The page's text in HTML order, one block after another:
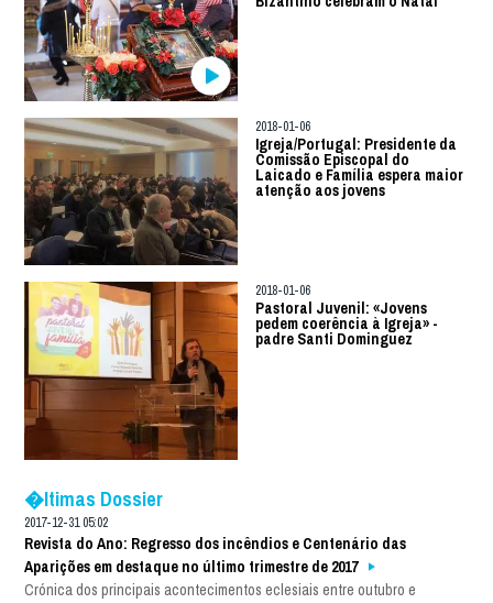
2018-01-06
Igreja/Portugal: Presidente da
Comissão Episcopal do
Laicado e Família espera maior
atenção aos jovens
2018-01-06
Pastoral Juvenil: «Jovens
pedem coerência à Igreja» -
padre Santi Dominguez
�ltimas Dossier
2017-12-31 05:02
Revista do Ano: Regresso dos incêndios e Centenário das
Aparições em destaque no último trimestre de 2017
Crónica dos principais acontecimentos eclesiais entre outubro e